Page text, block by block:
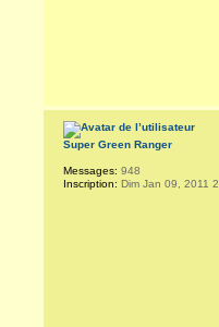
Super Green Ranger
Messages: 948
Inscription: Dim Jan 09, 2011